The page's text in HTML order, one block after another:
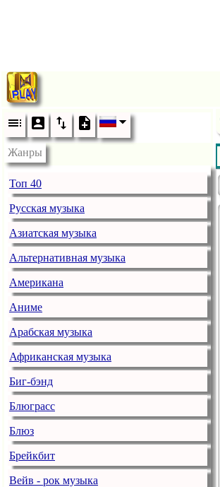
Жанры
Топ 40
Русская музыка
Азиатская музыка
Альтернативная музыка
Американа
Аниме
Арабская музыка
Африканская музыка
Биг-бэнд
Блюграсс
Блюз
Брейкбит
Вейв - рок музыка